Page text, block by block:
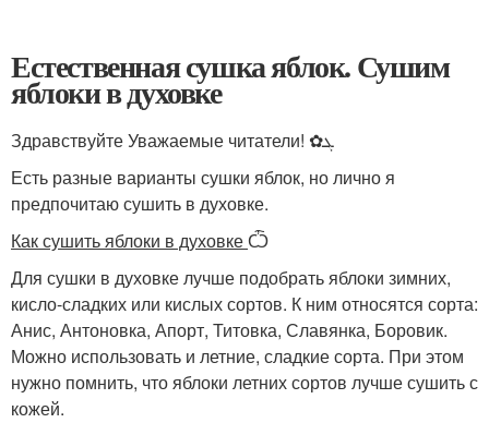
Естественная сушка яблок. Сушим
яблоки в духовке
Здравствуйте Уважаемые читатели! ✿ܓ
Есть разные варианты сушки яблок, но лично я
предпочитаю сушить в духовке.
Как сушить яблоки в духовкеѼ
Для сушки в духовке лучше подобрать яблоки зимних,
кисло-сладких или кислых сортов. К ним относятся сорта:
Анис, Антоновка, Апорт, Титовка, Славянка, Боровик.
Можно использовать и летние, сладкие сорта. При этом
нужно помнить, что яблоки летних сортов лучше сушить с
кожей.